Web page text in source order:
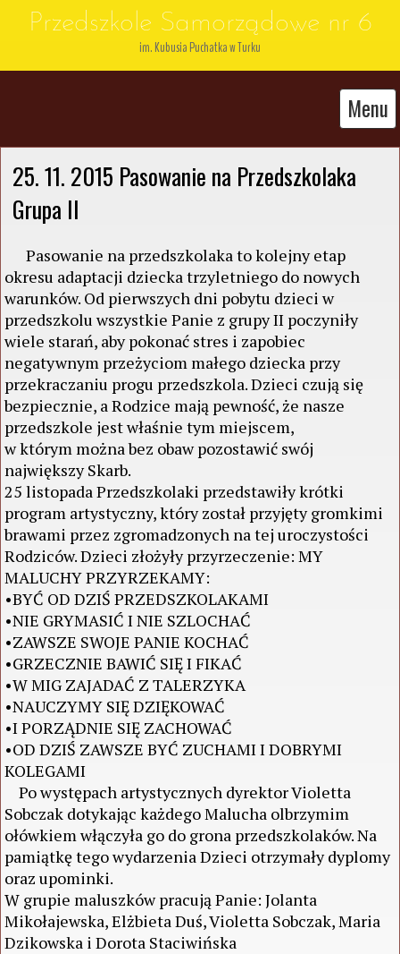
Przedszkole Samorządowe nr 6
im. Kubusia Puchatka w Turku
Menu
25. 11. 2015 Pasowanie na Przedszkolaka
Grupa II
Pasowanie na przedszkolaka to kolejny etap
okresu adaptacji dziecka trzyletniego do nowych
warunków. Od pierwszych dni pobytu dzieci w
przedszkolu wszystkie Panie z grupy II poczyniły
wiele starań, aby pokonać stres i zapobiec
negatywnym przeżyciom małego dziecka przy
przekraczaniu progu przedszkola. Dzieci czują się
bezpiecznie, a Rodzice mają pewność, że nasze
przedszkole jest właśnie tym miejscem,
w którym można bez obaw pozostawić swój
największy Skarb.
25 listopada Przedszkolaki przedstawiły krótki
program artystyczny, który został przyjęty gromkimi
brawami przez zgromadzonych na tej uroczystości
Rodziców. Dzieci złożyły przyrzeczenie: MY
MALUCHY PRZYRZEKAMY:
•BYĆ OD DZIŚ PRZEDSZKOLAKAMI
•NIE GRYMASIĆ I NIE SZLOCHAĆ
•ZAWSZE SWOJE PANIE KOCHAĆ
•GRZECZNIE BAWIĆ SIĘ I FIKAĆ
•W MIG ZAJADAĆ Z TALERZYKA
•NAUCZYMY SIĘ DZIĘKOWAĆ
•I PORZĄDNIE SIĘ ZACHOWAĆ
•OD DZIŚ ZAWSZE BYĆ ZUCHAMI I DOBRYMI
KOLEGAMI
Po występach artystycznych dyrektor Violetta
Sobczak dotykając każdego Malucha olbrzymim
ołówkiem włączyła go do grona przedszkolaków. Na
pamiątkę tego wydarzenia Dzieci otrzymały dyplomy
oraz upominki.
W grupie maluszków pracują Panie: Jolanta
Mikołajewska, Elżbieta Duś, Violetta Sobczak, Maria
Dzikowska i Dorota Staciwińska